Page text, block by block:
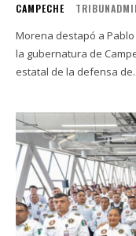
CAMPECHE
Morena destapó a
la gubernatura de
estatal de la defensa